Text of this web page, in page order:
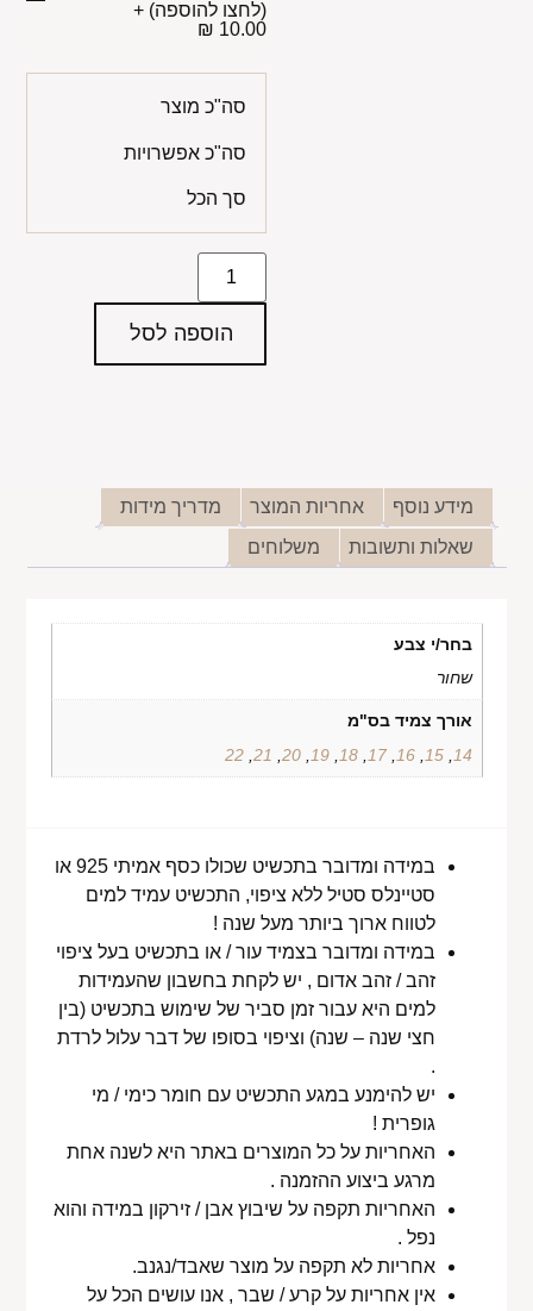
(לחצו להוספה) +
10.00 ₪
סה"כ מוצר
סה"כ אפשרויות
סך הכל
הוספה לסל
מידע נוסף אחריות המוצר
מדריך מידות
שאלות ותשובות
משלוחים
בחר/י צבע
שחור
אורך צמיד בס"מ
14
15
16
17
18
19
20
,
21
,
22
במידה ומדובר בתכשיט שכולו כסף אמיתי 925 או
סטיינלס סטיל ללא ציפוי, התכשיט עמיד למים
לטווח ארוך ביותר מעל שנה !
במידה ומדובר בצמיד עור / או בתכשיט בעל ציפוי
זהב / זהב אדום , יש לקחת בחשבון שהעמידות
למים היא עבור זמן סביר של שימוש בתכשיט (בין
חצי שנה – שנה) וציפוי בסופו של דבר עלול לרדת
.
יש להימנע במגע התכשיט עם חומר כימי / מי
גופרית !
האחריות על כל המוצרים באתר היא לשנה אחת
מרגע ביצוע ההזמנה .
האחריות תקפה על שיבוץ אבן / זירקון במידה והוא
נפל .
אחריות לא תקפה על מוצר שאבד/נגנב.
אין אחריות על קרע / שבר , אנו עושים הכל על